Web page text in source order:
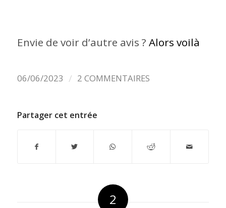
Envie de voir d’autre avis ? Alors voilà
06/06/2023 / 2 COMMENTAIRES
Partager cet entrée
2